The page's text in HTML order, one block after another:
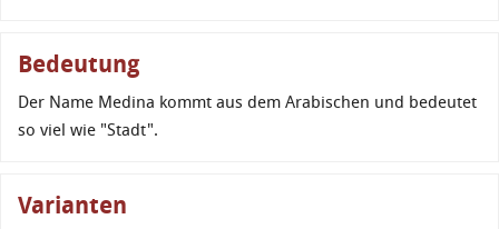
Bedeutung
Der Name Medina kommt aus dem Arabischen und bedeutet
so viel wie "Stadt".
Varianten